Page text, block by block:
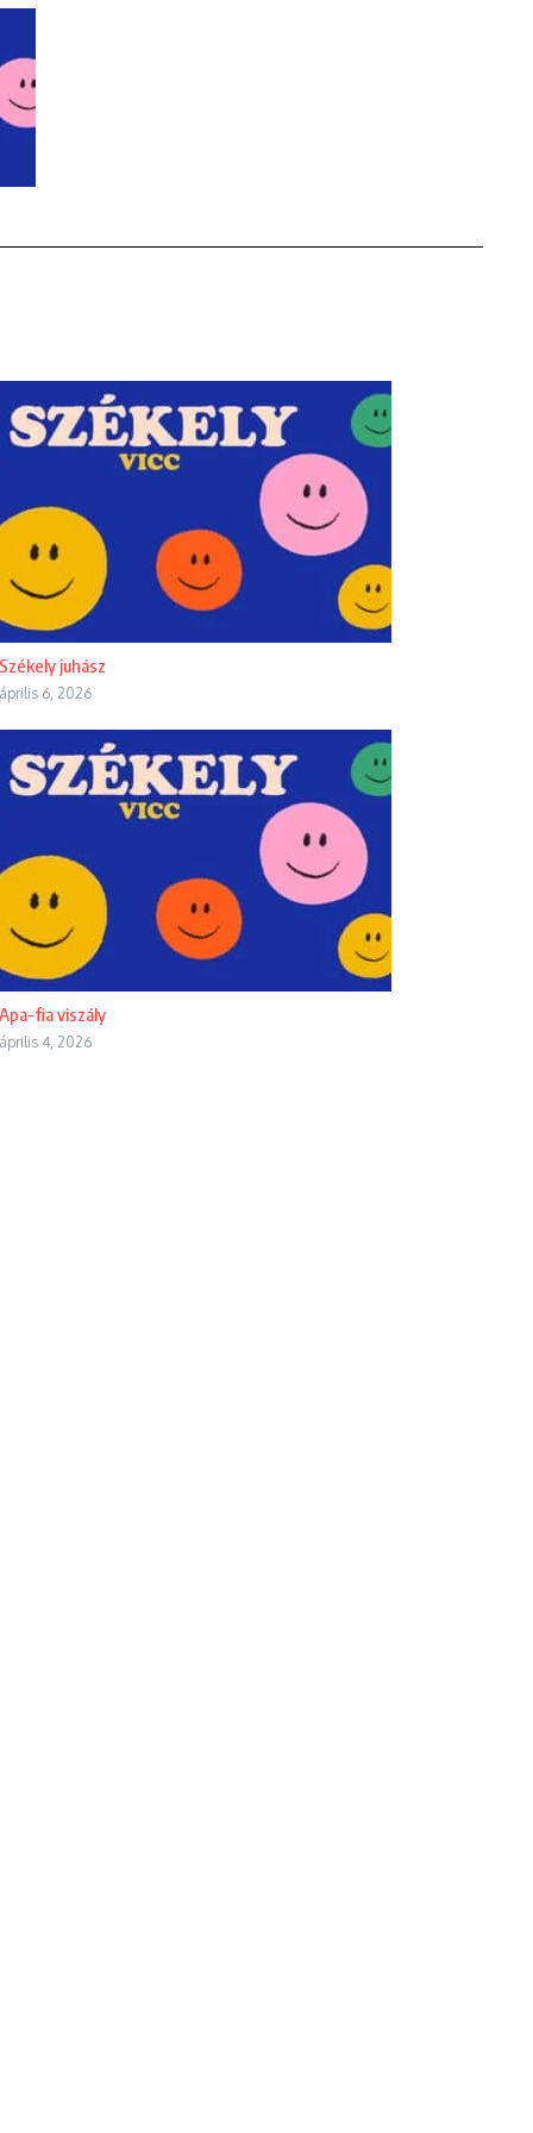
Székely juhász
április 6, 2026
Apa-fia viszály
április 4, 2026